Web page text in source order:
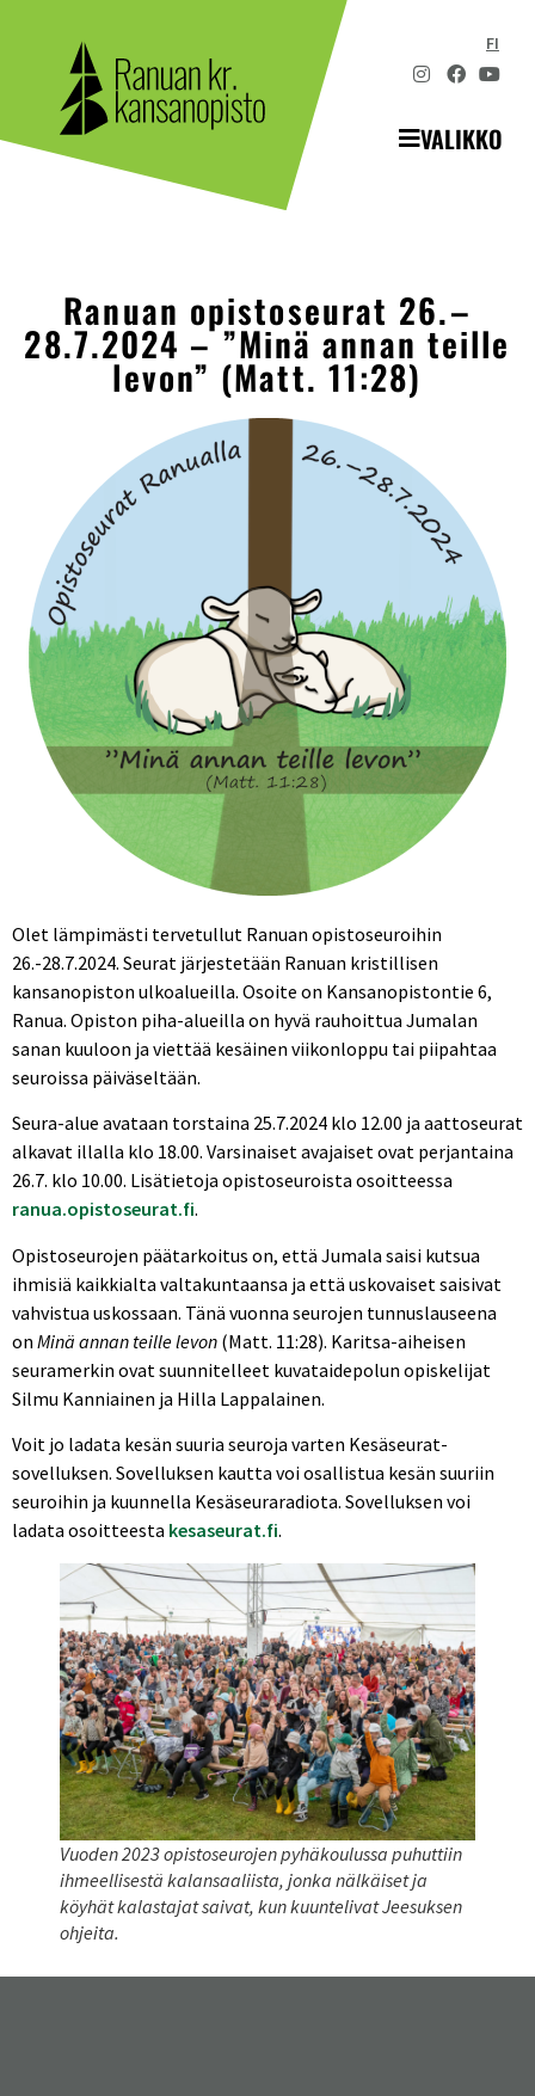
FI
VALIKKO
Ranuan opistoseurat 26.–
28.7.2024 – ”Minä annan teille
levon” (Matt. 11:28)
Olet lämpimästi tervetullut Ranuan opistoseuroihin
26.-28.7.2024. Seurat järjestetään Ranuan kristillisen
kansanopiston ulkoalueilla. Osoite on Kansanopistontie 6,
Ranua. Opiston piha-alueilla on hyvä rauhoittua Jumalan
sanan kuuloon ja viettää kesäinen viikonloppu tai piipahtaa
seuroissa päiväseltään.
Seura-alue avataan torstaina 25.7.2024 klo 12.00 ja aattoseurat
alkavat illalla klo 18.00. Varsinaiset avajaiset ovat perjantaina
26.7. klo 10.00. Lisätietoja opistoseuroista osoitteessa
ranua.opistoseurat.fi.
Opistoseurojen päätarkoitus on, että Jumala saisi kutsua
ihmisiä kaikkialta valtakuntaansa ja että uskovaiset saisivat
vahvistua uskossaan. Tänä vuonna seurojen tunnuslauseena
on Minä annan teille levon (Matt. 11:28). Karitsa-aiheisen
seuramerkin ovat suunnitelleet kuvataidepolun opiskelijat
Silmu Kanniainen ja Hilla Lappalainen.
Voit jo ladata kesän suuria seuroja varten Kesäseurat-
sovelluksen. Sovelluksen kautta voi osallistua kesän suuriin
seuroihin ja kuunnella Kesäseuraradiota. Sovelluksen voi
ladata osoitteesta kesaseurat.fi.
Vuoden 2023 opistoseurojen pyhäkoulussa puhuttiin
ihmeellisestä kalansaaliista, jonka nälkäiset ja
köyhät kalastajat saivat, kun kuuntelivat Jeesuksen
ohjeita.